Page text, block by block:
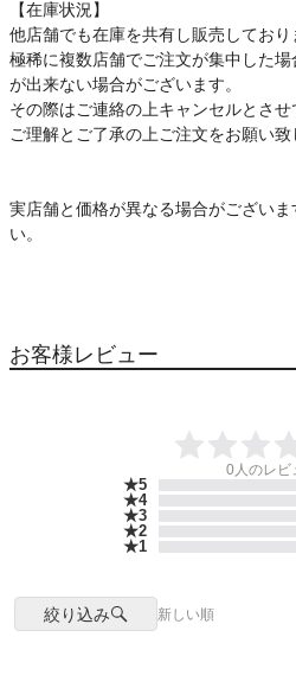
【在庫状況】
他店舗でも在庫を共有し販売しており
極稀に複数店舗でご注文が集中した
が出来ない場合がございます。
その際はご連絡の上キャンセルとさ
ご理解とご了承の上ご注文をお願い致
実店舗と価格が異なる場合がござい
い。
お客様レビュー
0 人のレビ
★5
★4
★3
★2
★1
絞り込み 新しい順